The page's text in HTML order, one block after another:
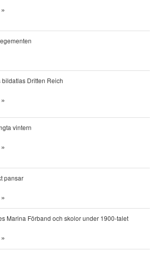
bildatlas Dritten Reich
vintern
pansar
Marina Förband och skolor under 1900-talet